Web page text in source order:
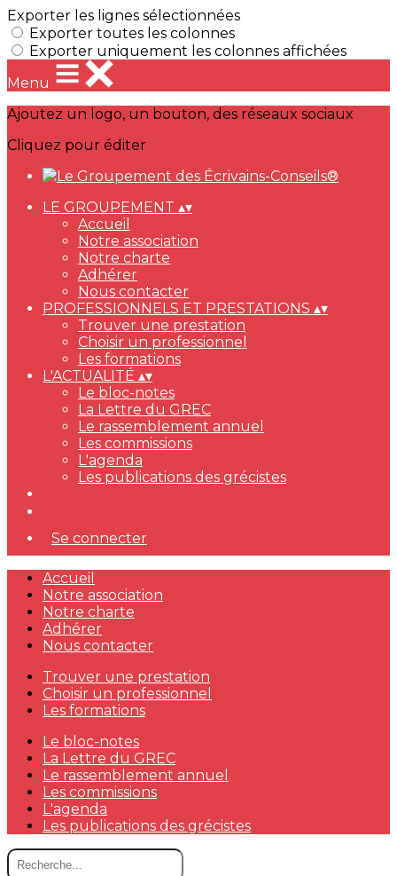
Exporter les lignes sélectionnées
Exporter toutes les colonnes
Exporter uniquement les colonnes affichées
Menu
Ajoutez un logo, un bouton, des réseaux sociaux
Cliquez pour éditer
LE GROUPEMENT ▴▾
Accueil
Notre association
Notre charte
Adhérer
Nous contacter
PROFESSIONNELS ET PRESTATIONS ▴▾
Trouver une prestation
Choisir un professionnel
Les formations
L'ACTUALITÉ ▴▾
Le bloc-notes
La Lettre du GREC
Le rassemblement annuel
Les commissions
L'agenda
Les publications des grécistes
Se connecter
Accueil
Notre association
Notre charte
Adhérer
Nous contacter
Trouver une prestation
Choisir un professionnel
Les formations
Le bloc-notes
La Lettre du GREC
Le rassemblement annuel
Les commissions
L'agenda
Les publications des grécistes